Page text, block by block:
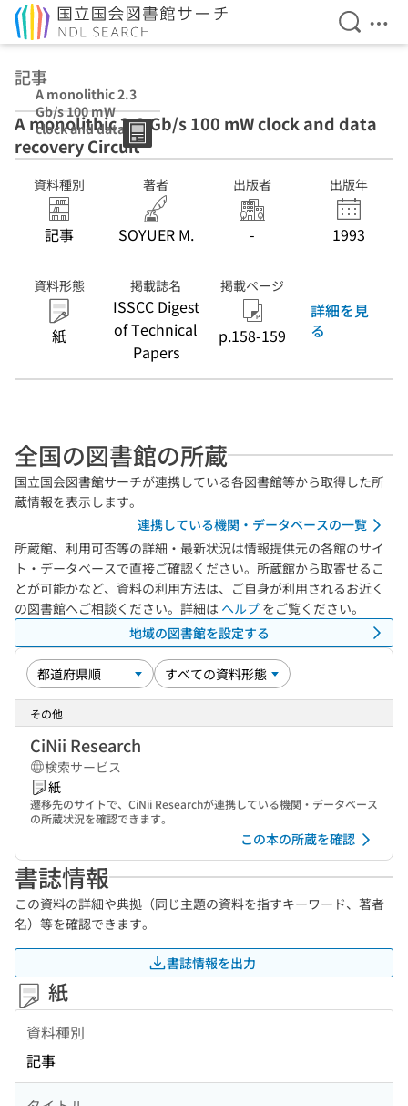
検索を
メ
記事
A monolithic 2.3
Gb/s 100 mW
clock and data
recovery Circuit
A monolithic 2.3 Gb/s 100 mW clock and data
recovery Circuit
資料種別
記事
著者
SOYUER M.
出版者
-
出版年
1993
資料形態
紙
掲載誌名
ISSCC Digest
of Technical
Papers
掲載ページ
p.158-159
詳細を見
る
全国の図書館の所蔵
国立国会図書館サーチが連携している各図書館等から取得した所
蔵情報を表示します。
連携している機関・データベースの一覧
所蔵館、利用可否等の詳細・最新状況は情報提供元の各館のサイ
ト・データベースで直接ご確認ください。所蔵館から取寄せるこ
とが可能かなど、資料の利用方法は、ご自身が利用されるお近く
の図書館へご相談ください。詳細は ヘルプ をご覧ください。
地域の図書館を設定する
その他
CiNii Research
検索サービス
紙
遷移先のサイトで、CiNii Researchが連携している機関・データベース
の所蔵状況を確認できます。
この本の所蔵を確認
書誌情報
この資料の詳細や典拠（同じ主題の資料を指すキーワード、著者
名）等を確認できます。
書誌情報を出力
紙
資料種別
記事